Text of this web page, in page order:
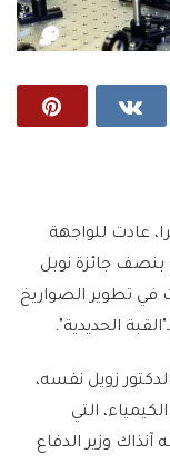
عادت للواجهة
بنصف جائزة نوبل
في تطوير الصواريخ
الحديدية".
زويل نفسه،
في الكيمياء، التي
وزير الدفاع